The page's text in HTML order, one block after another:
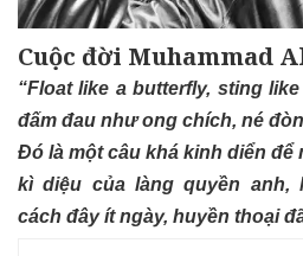
Cuộc đời Muhammad
“Float like a butterfly, sting
đấm đau như ong chích, né
Đó là một câu khá kinh diển để
kì diệu của làng quyền anh,
cách đây ít ngày, huyền thoại